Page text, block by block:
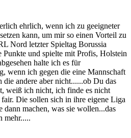
ehrlich, wenn ich zu geeigneter
kann, um mir so einen Vorteil zu
Nord letzter Spieltag Borussia
Punkte und spielte mit Profis, Holstein
halte ich es für
wenn ich gegen die eine Mannschaft
die andere aber nicht......ob Du das
weiß ich nicht, ich finde es nicht
Die sollen sich in ihre eigene Liga
dann machen, was sie wollen...das
mehr.....